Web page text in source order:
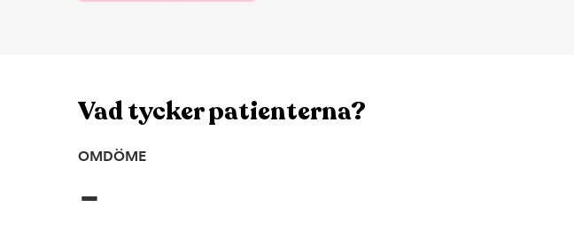
Vad tycker patienterna?
OMDÖME
-